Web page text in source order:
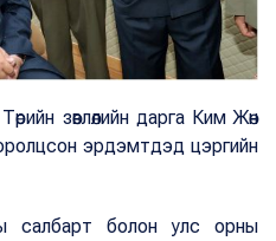
зөвлөлийн дарга Ким Жөн
эрдэмтдэд цэргийн
салбарт болон улс орны